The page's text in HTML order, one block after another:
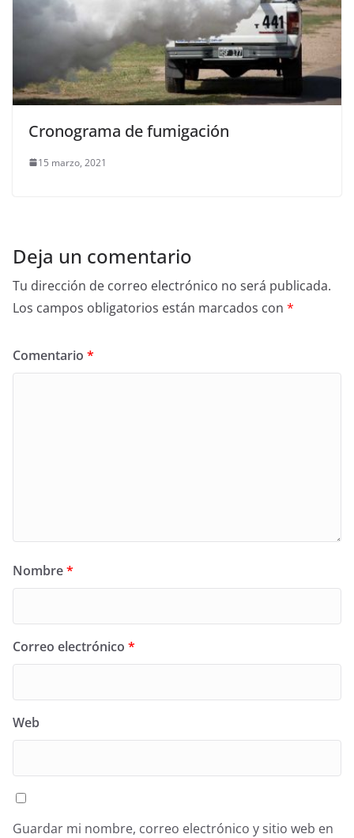
Cronograma de fumigación
15 marzo, 2021
Deja un comentario
Tu dirección de correo electrónico no será publicada.
Los campos obligatorios están marcados con *
Comentario *
Nombre*
Correo electrónico *
Web
Guardar mi nombre, correo electrónico y sitio web en